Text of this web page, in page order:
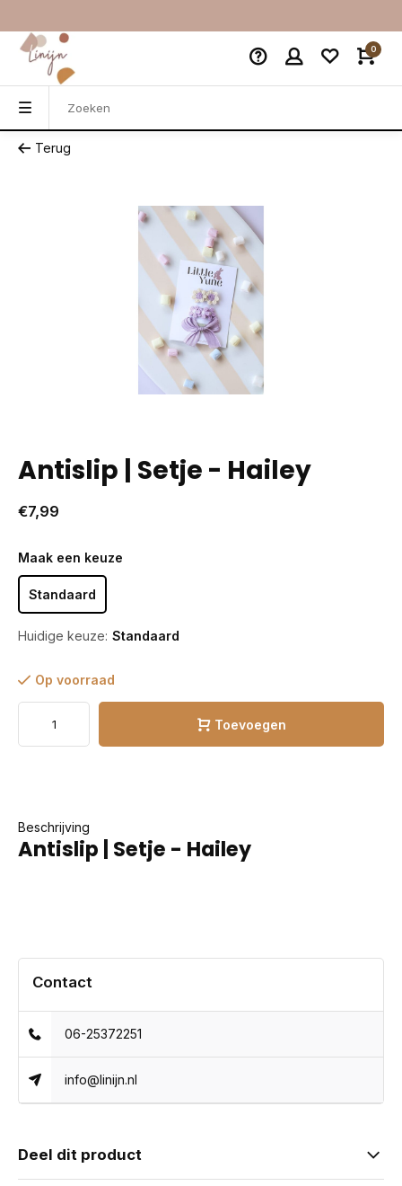
0
Terug
Antislip | Setje - Hailey
€7,99
Maak een keuze
Standaard
Huidige keuze: Standaard
Op voorraad
Toevoegen
Beschrijving
Antislip | Setje - Hailey
Contact
06-25372251
info@linijn.nl
Deel dit product